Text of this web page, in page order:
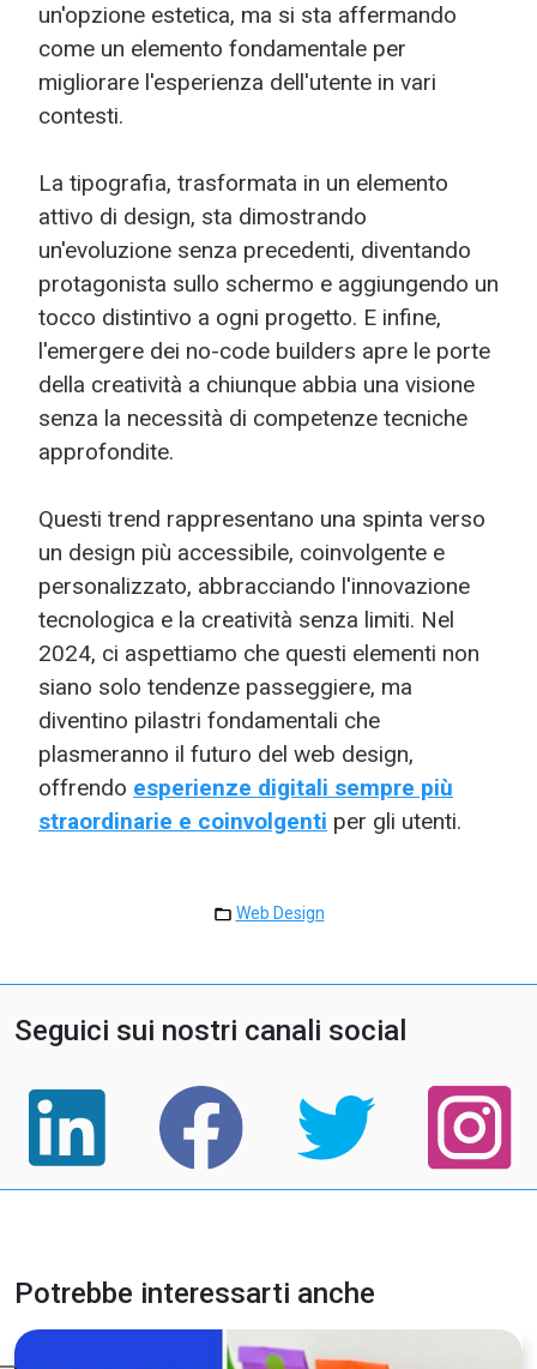
un'opzione estetica, ma si sta affermando
come un elemento fondamentale per
migliorare l'esperienza dell'utente in vari
contesti.
La tipografia, trasformata in un elemento
attivo di design, sta dimostrando
un'evoluzione senza precedenti, diventando
protagonista sullo schermo e aggiungendo un
tocco distintivo a ogni progetto. E infine,
l'emergere dei no-code builders apre le porte
della creatività a chiunque abbia una visione
senza la necessità di competenze tecniche
approfondite.
Questi trend rappresentano una spinta verso
un design più accessibile, coinvolgente e
personalizzato, abbracciando l'innovazione
tecnologica e la creatività senza limiti. Nel
2024, ci aspettiamo che questi elementi non
siano solo tendenze passeggiere, ma
diventino pilastri fondamentali che
plasmeranno il futuro del web design,
offrendo esperienze digitali sempre più
straordinarie e coinvolgenti per gli utenti.
Web Design
Seguici sui nostri canali social
Potrebbe interessarti anche